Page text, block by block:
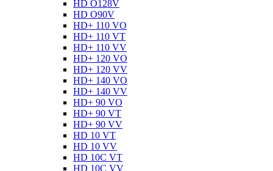
HD O128V
HD O90V
HD+ 110 VO
HD+ 110 VT
HD+ 110 VV
HD+ 120 VO
HD+ 120 VV
HD+ 140 VO
HD+ 140 VV
HD+ 90 VO
HD+ 90 VT
HD+ 90 VV
HD 10 VT
HD 10 VV
HD 10C VT
HD 10C VV